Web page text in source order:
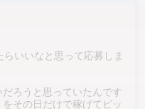
いいなと思って応募しま
ろうと思っていたんです
その日だけで稼げてビッ